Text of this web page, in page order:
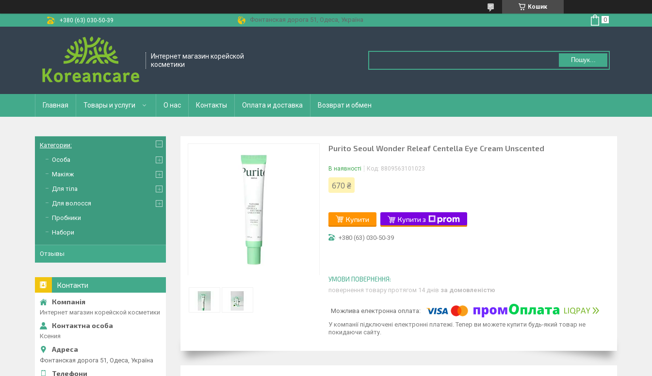
Кошик
+380 (63) 030-50-39
Фонтанская дорога 51, Одеса, Україна
Интернет магазин корейской
косметики
Пошук...
Главная Товары и услуги О нас Контакты Оплата и доставка Возврат и обмен
Purito Seoul Wonder Releaf Centella Eye Cream Unscented
В наявності Код: 8809563101023
670 ₴
Купити Купити з
+380 (63) 030-50-39
повернення товару протягом 14 днів за домовленістю
У компанії підключені електронні платежі. Тепер ви можете купити будь-який товар не
покидаючи сайту.
Категории:
Особа
Макіяж
Для тіла
Для волосся
Пробники
Набори
Отзывы
Контакти
Интернет магазин корейской косметики
Ксения
Фонтанская дорога 51, Одеса, Україна